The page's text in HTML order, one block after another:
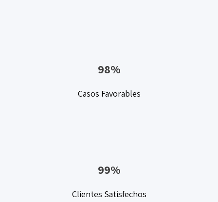
98%
Casos Favorables
99%
Clientes Satisfechos